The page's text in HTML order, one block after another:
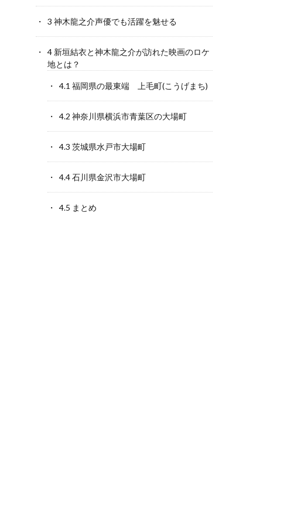
3 神木龍之介声優でも活躍を魅せる
4新垣結衣と神木龍之介が訪れた映画のロケ
地とは？
4.1 福岡県の最東端 上毛町(こうげまち)
4.2 神奈川県横浜市青葉区の大場町
4.3 茨城県水戸市大場町
4.4石川県金沢市大場町
4.5 まとめ